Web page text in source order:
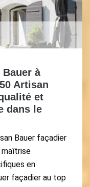
à
Artisan
et
dans le
Bauer façadier
en
façadier au top